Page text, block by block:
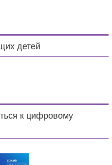
детей
к цифровому